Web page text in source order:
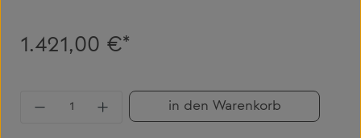
1.421,00 €*
Produkt Anzahl: Gib den gewünschten
in den Warenkorb